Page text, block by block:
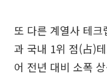
또 다른 계열사 테
과 국내 1위 점(占)
어 전년 대비 소폭